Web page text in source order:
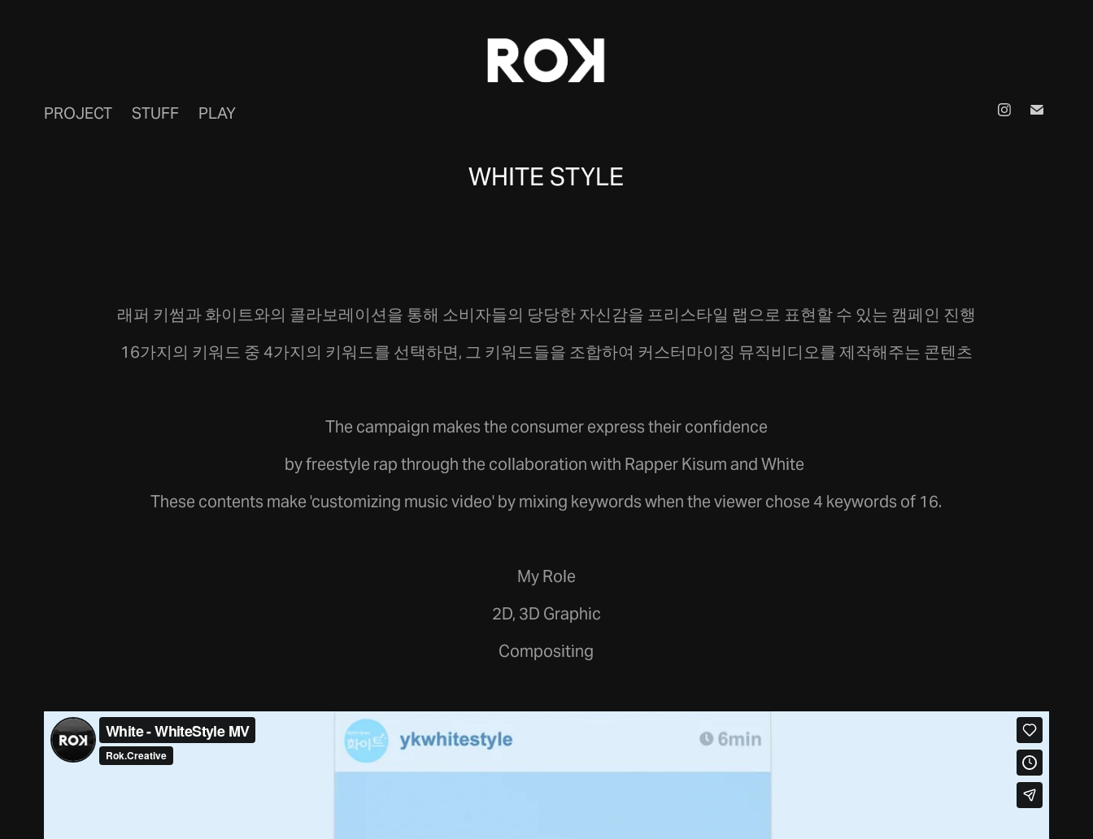
PROJECT STUFF PLAY
WHITE STYLE
래퍼 키썸과 화이트와의 콜라보레이션을 통해 소비자들의 당당한 자신감을 프리스타일 랩으로 표현할 수 있는 캠페인 진행
16가지의 키워드 중 4가지의 키워드를 선택하면, 그 키워드들을 조합하여 커스터마이징 뮤직비디오를 제작해주는 콘텐츠
The campaign makes the consumer express their confidence
by freestyle rap through the collaboration with Rapper Kisum and White
These contents make 'customizing music video' by mixing keywords when the viewer chose 4 keywords of 16.
My Role
2D, 3D Graphic
Compositing